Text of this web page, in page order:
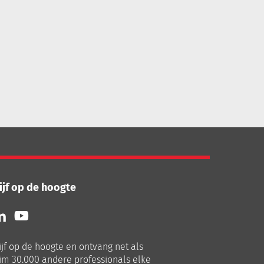
op de hoogte
Volg
ons
Youtube
op de hoogte en ontvang net als
30.000 andere professionals elke